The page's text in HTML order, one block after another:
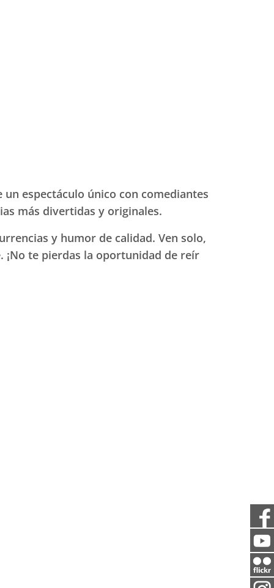
espectáculo único con comediantes
más divertidas y originales.
y humor de calidad. Ven solo,
te pierdas la oportunidad de reír